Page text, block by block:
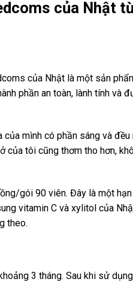
của Nhật
của Nhật là một sản
phần an toàn, lành tính và
mình có phần sáng và đều
của tôi cũng thơm tho hơn,
gói 90 viên. Đây là một
vitamin C và xylitol của
theo.
3 tháng. Sau khi sử